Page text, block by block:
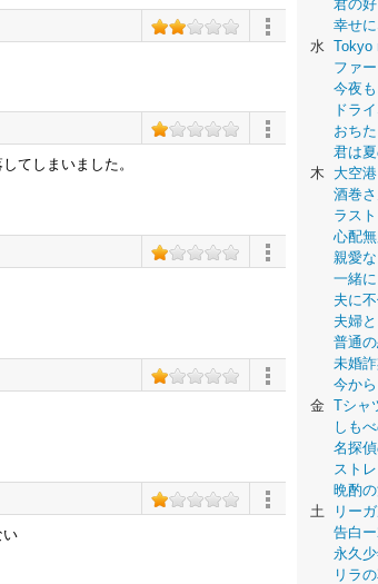
てしまいました。
い
君の
幸せ
水 Tokyo
ファ
今夜
ドラ
おち
君は
木
大空
酒巻
ラス
心配
親愛
一緒
夫に
夫婦
普通
未婚
今か
金 Tシャ
しも
名探
スト
晩酌
土
リー
告白
永久
リラ